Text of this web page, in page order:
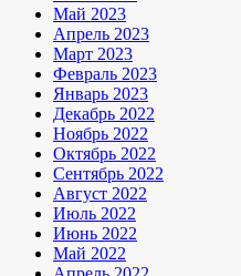
Май 2023
Апрель 2023
Март 2023
Февраль 2023
Январь 2023
Декабрь 2022
Ноябрь 2022
Октябрь 2022
Сентябрь 2022
Август 2022
Июль 2022
Июнь 2022
Май 2022